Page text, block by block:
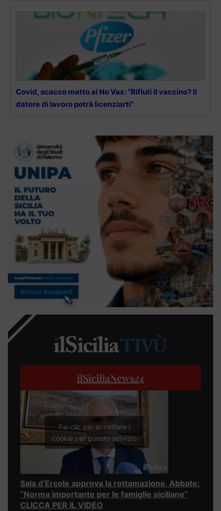
Covid, scacco matto ai No Vax: “Rifiuti il vaccino? Il
datore di lavoro potrà licenziarti”
ilSiciliaNews24
Fai clic per accettare i
cookie per questo servizio
Sala d’Ercole approva la rottamazione, Abbate:
“Norma importante per le famiglie siciliane”
CLICCA PER IL VIDEO